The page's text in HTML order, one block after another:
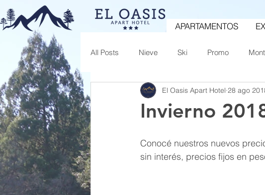
APARTAMENTOS
All Posts Nieve Ski Promo
Invierno
El Oasis Apart Hotel 28 ago
Conocé nuestros nuevos
sin interés, precios fijos en